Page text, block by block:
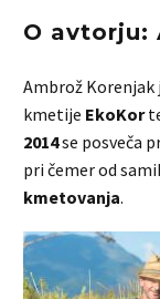
O avtorju:
Ambrož
kmetije EkoKor
2014se posveča
pri čemer od
kmetovanja.